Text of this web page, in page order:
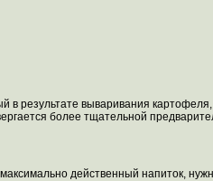
в результате вываривания
более тщательной
действенный напиток,